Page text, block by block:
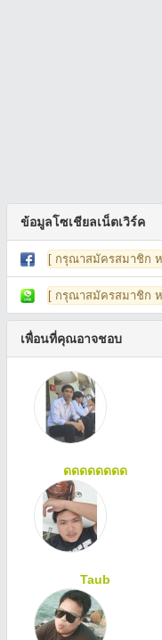
ข้อมูลโซเชียลเน็ตเวิร์ค
[ กรุณาสมัครสมาชิก ห
[ กรุณาสมัครสมาชิก ห
เพื่อนที่คุณอาจชอบ
ดดดดดดดด
Taub